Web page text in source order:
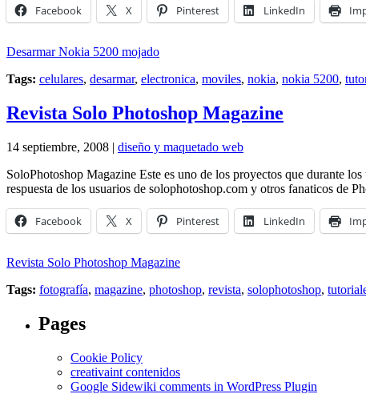
Facebook X Pinterest LinkedIn
Desarmar Nokia 5200 mojado
Tags: celulares, desarmar, electronica, moviles, nokia, nokia 5200,
Revista Solo Photoshop Magazine
14 septiembre, 2008 | diseño y maquetado web
SoloPhotoshop Magazine Este es uno de los proyectos que durante
respuesta de los usuarios de solophotoshop.com y otros fanaticos de
Facebook X Pinterest LinkedIn
Revista Solo Photoshop Magazine
Tags: fotografía, magazine, photoshop, revista, solophotoshop,
Pages
Cookie Policy
creativaint contenidos
Google Sidewiki comments in WordPress Plugin